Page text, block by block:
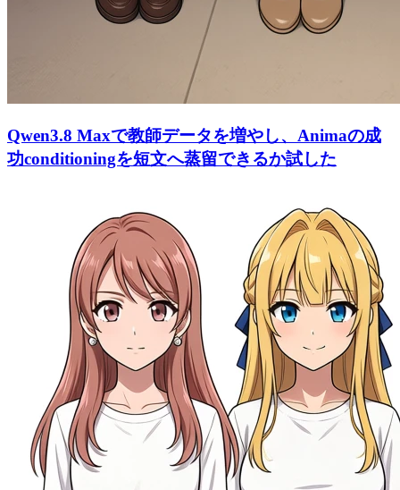
Qwen3.8 Maxで教師データを増やし、Animaの成
功conditioningを短文へ蒸留できるか試した